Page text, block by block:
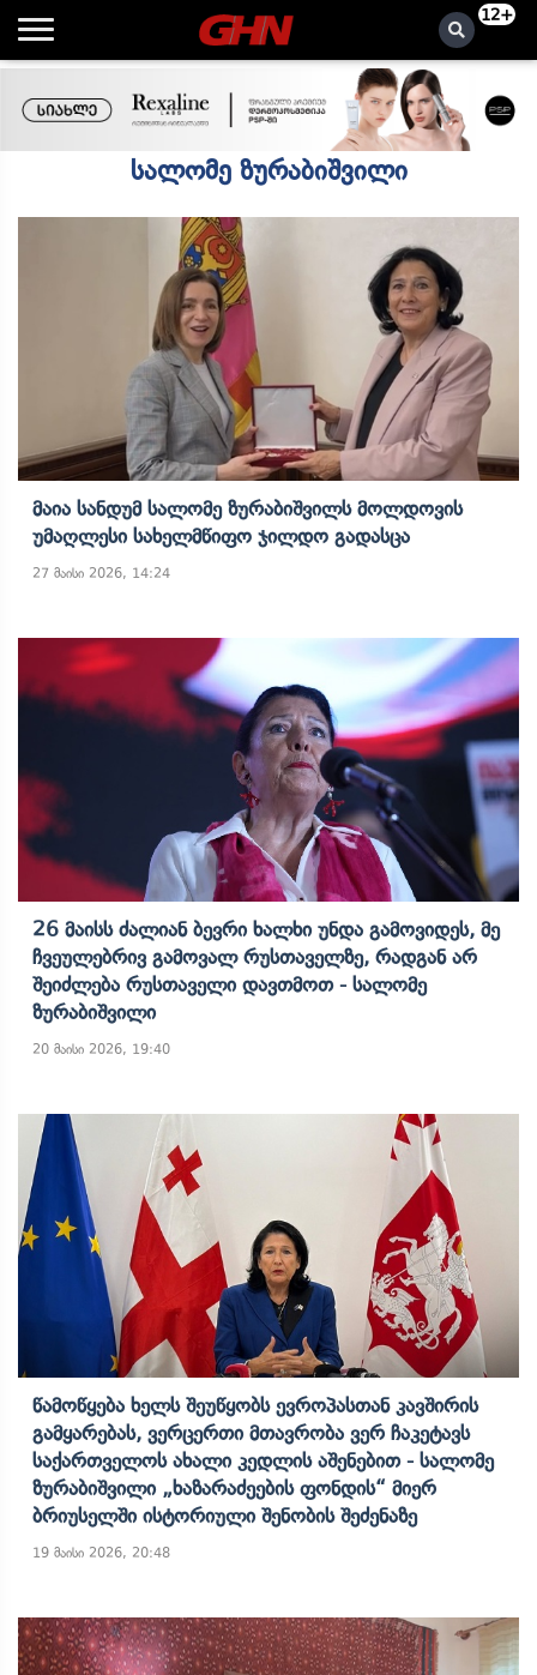
12+
სალომე ზურაბიშვილი
Მაია Სანდუმ Სალომე Ზურაბიშვილს Მოლდოვის
Უმაღლესი Სახელმწიფო Ჯილდო Გადასცა
27 მაისი 2026, 14:24
26 Მაისს Ძალიან Ბევრი Ხალხი Უნდა Გამოვიდეს, Მე
Ჩვეულებრივ Გამოვალ Რუსთაველზე, Რადგან Არ
Შეიძლება Რუსთაველი Დავთმოთ - Სალომე
Ზურაბიშვილი
20 მაისი 2026, 19:40
Წამოწყება Ხელს Შეუწყობს Ევროპასთან Კავშირის
Გამყარებას, Ვერცერთი Მთავრობა Ვერ Ჩაკეტავს
Საქართველოს Ახალი Კედლის Აშენებით - Სალომე
Ზურაბიშვილი „ხაზარაძეების Ფონდის“ Მიერ
Ბრიუსელში Ისტორიული Შენობის Შეძენაზე
19 მაისი 2026, 20:48